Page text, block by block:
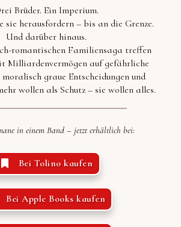
Brüder. Ein Imperium.
sie herausfordern – bis an die Grenze.
Und darüber hinaus.
romantischen Familiensaga treffen
Milliardenvermögen auf gefährliche
moralisch graue Entscheidungen und
wollen als Schutz – sie wollen alles.
in einem Band – jetzt erhältlich bei:
Bei Tolino kaufen
Bei Apple Books kaufen